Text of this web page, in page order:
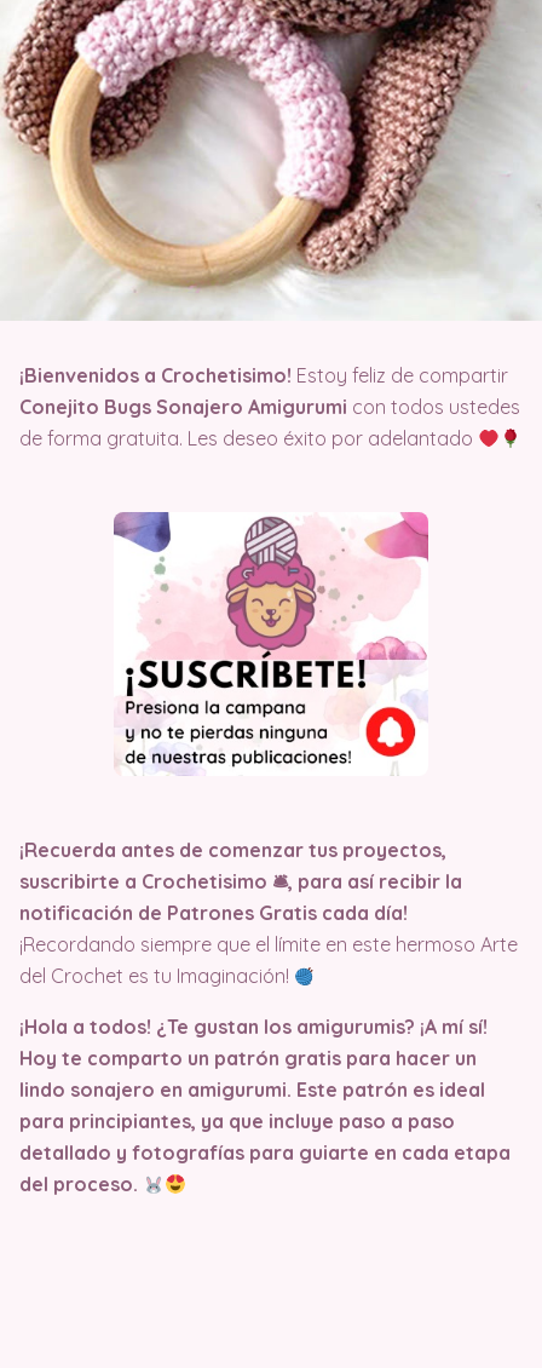
¡Bienvenidos a Crochetisimo! Estoy feliz de compartir
Conejito Bugs Sonajero Amigurumi con todos ustedes
de forma gratuita. Les deseo éxito por adelantado
¡Recuerda antes de comenzar tus proyectos,
suscribirte a Crochetisimo 🛎, para así recibir la
notificación de Patrones Gratis cada día!
¡Recordando siempre que el límite en este hermoso Arte
del Crochet es tu Imaginación!
¡Hola a todos! ¿Te gustan los amigurumis? ¡A mí sí!
Hoy te comparto un patrón gratis para hacer un
lindo sonajero en amigurumi. Este patrón es ideal
para principiantes, ya que incluye paso a paso
detallado y fotografías para guiarte en cada etapa
del proceso.